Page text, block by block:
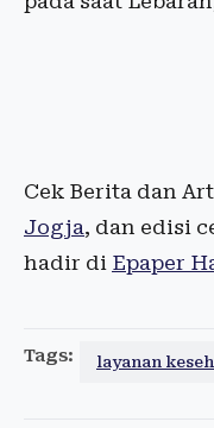
Cek Berita dan
Jogja, dan edisi
hadir di Epaper
Tags: layanan